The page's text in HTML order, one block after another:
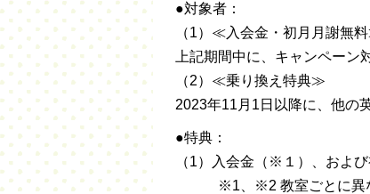
●対象者：
（1）≪入会金・初月月謝無
上記期間中に、キャンペー
（2）≪乗り換え特典≫
2023年11月1日以降に、他の
●特典：
（1）入会金（※１）、およ
※1、※2 教室ごとに異なり